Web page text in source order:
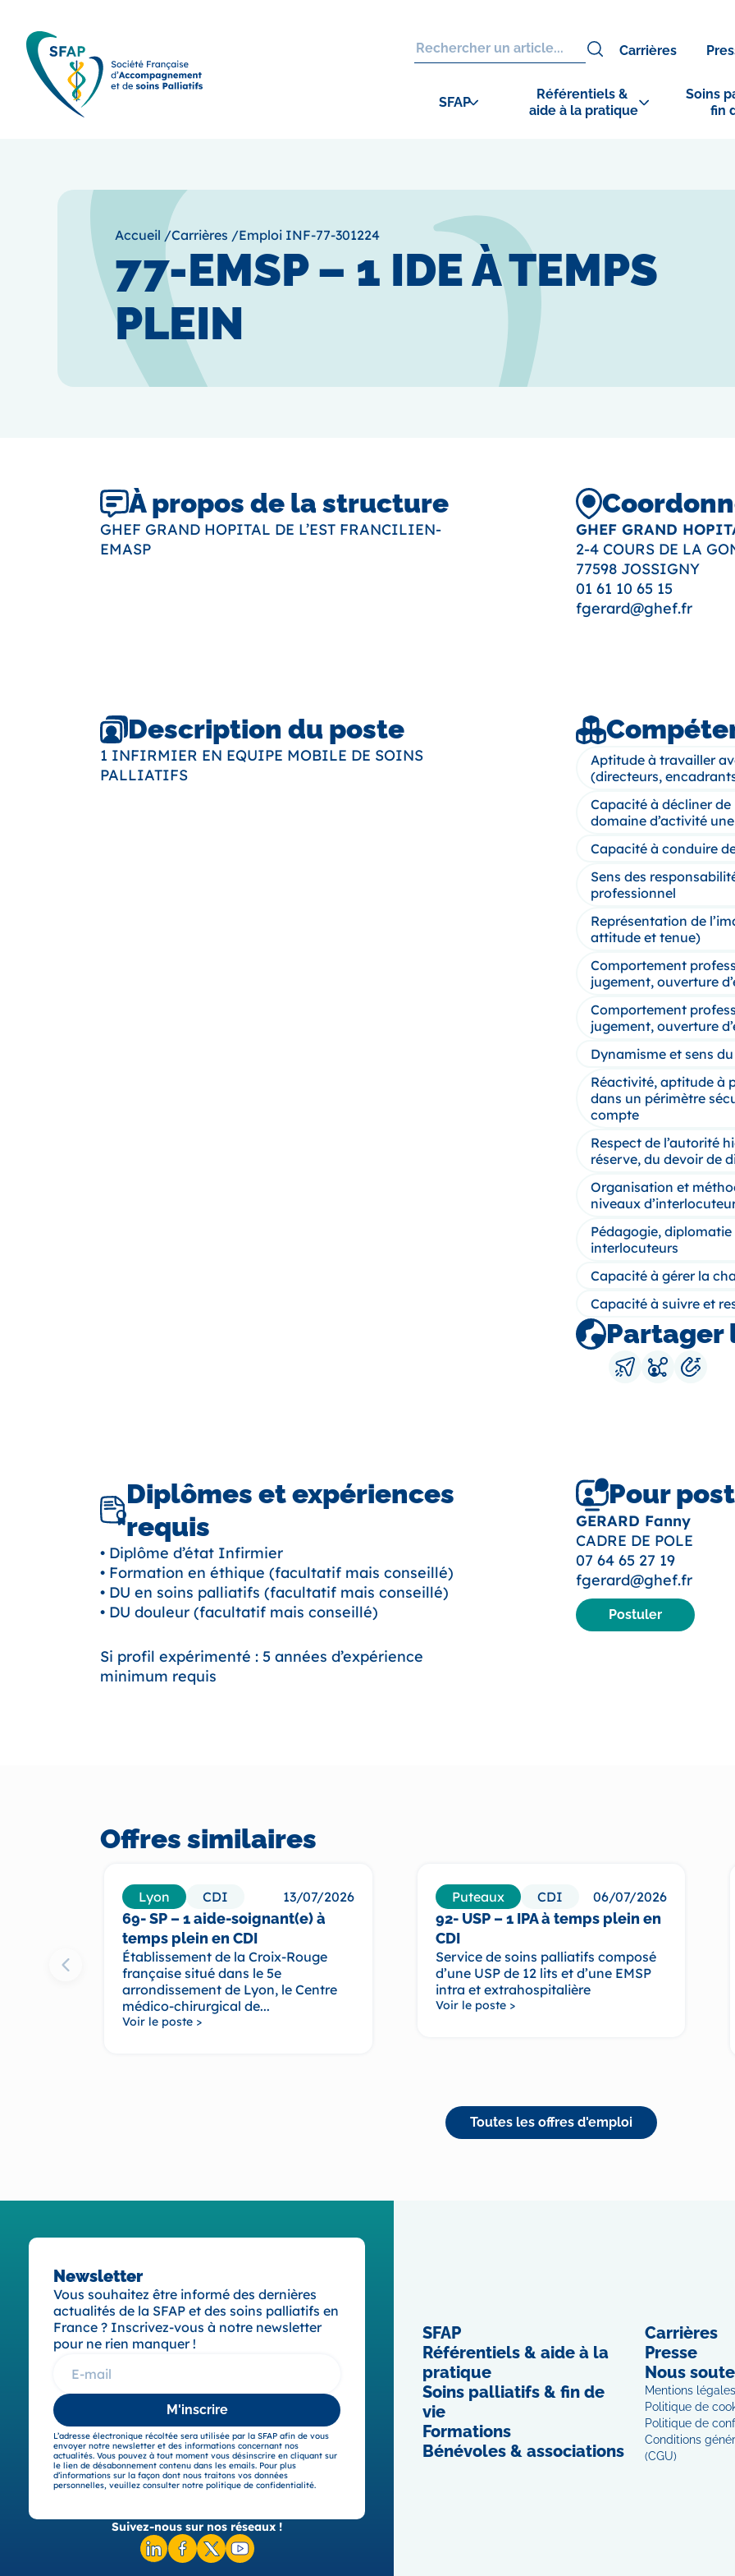
Carrières
SFAP
Référentiels &
aide à la pratique
Soins
fin
Accueil /Carrières /Emploi INF-77-301224
77-EMSP – 1 IDE À TEMPS
PLEIN
À propos de la structure
GHEF GRAND HOPITAL DE L’EST FRANCILIEN-
EMASP
GHEF GRAND
2-4 COURS DE LA
77598 JOSSIGNY
01 61 10 65 15
fgerard@ghef.fr
Description du poste
1 INFIRMIER EN EQUIPE MOBILE DE SOINS
PALLIATIFS
Aptitude à travailler
(directeurs,
Capacité à décliner
domaine d’activité
Capacité à conduire
Sens des
professionnel
Représentation de
attitude et tenue)
Comportement
jugement, ouverture
Comportement
jugement, ouverture
Dynamisme et sens
Réactivité, aptitude à
dans un périmètre
compte
Respect de l’autorité
réserve, du devoir de
Organisation et
niveaux
Pédagogie,
interlocuteurs
Capacité à gérer la
Capacité à suivre et
Partager
Diplômes et expériences
requis
• Diplôme d’état Infirmier
• Formation en éthique (facultatif mais conseillé)
• DU en soins palliatifs (facultatif mais conseillé)
• DU douleur (facultatif mais conseillé)
Si profil expérimenté : 5 années d’expérience
minimum requis
Pour
GERARD Fanny
CADRE DE POLE
07 64 65 27 19
fgerard@ghef.fr
Postuler
Offres similaires
Lyon CDI 13/07/2026
69- SP – 1 aide-soignant(e) à
temps plein en CDI
Établissement de la Croix-Rouge
française situé dans le 5e
arrondissement de Lyon, le Centre
médico-chirurgical de...
Voir le poste >
Puteaux CDI 06/07/2026
92- USP – 1 IPA à temps plein en
CDI
Service de soins palliatifs composé
d’une USP de 12 lits et d’une EMSP
intra et extrahospitalière
Voir le poste >
Toutes les offres d'emploi
Newsletter
Vous souhaitez être informé des dernières
actualités de la SFAP et des soins palliatifs en
France ? Inscrivez-vous à notre newsletter
pour ne rien manquer !
M'inscrire
L’adresse électronique récoltée sera utilisée par la SFAP afin de vous
envoyer notre newsletter et des informations concernant nos
actualités. Vous pouvez à tout moment vous désinscrire en cliquant sur
le lien de désabonnement contenu dans les emails. Pour plus
d’informations sur la façon dont nous traitons vos données
personnelles, veuillez consulter notre politique de confidentialité.
Suivez-nous sur nos réseaux !
SFAP
Référentiels & aide à la
pratique
Soins palliatifs & fin de
vie
Formations
Bénévoles & associations
Carrières
Presse
Nous
Mentions
Politique de
Politique de
Conditions
(CGU)